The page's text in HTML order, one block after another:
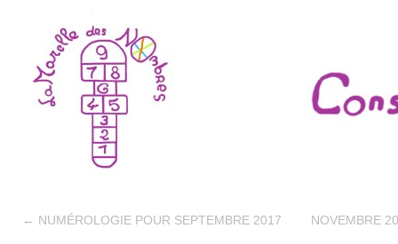
← NUMÉROLOGIE POUR SEPTEMBRE 2017 NOVEMBRE